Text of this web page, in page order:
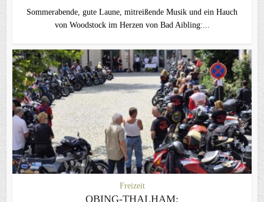
Sommerabende, gute Laune, mitreißende Musik und ein Hauch
von Woodstock im Herzen von Bad Aibling:...
Freizeit
OBING-THALHAM: